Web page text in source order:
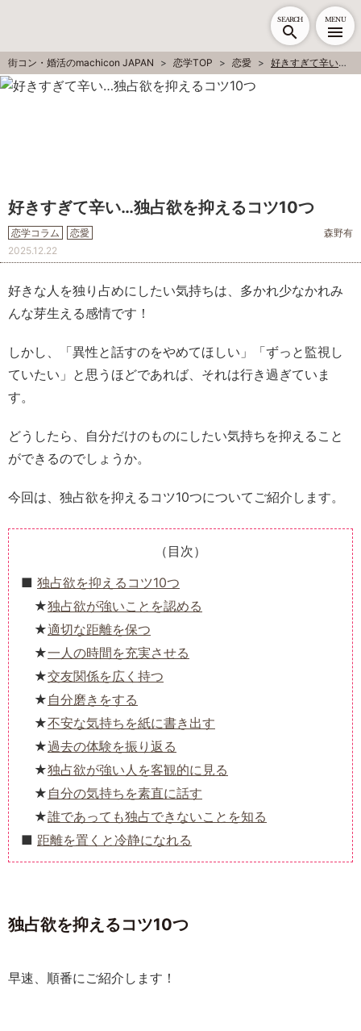
SEARCH MENU
街コン・婚活のmachicon JAPAN 恋学TOP 恋愛 好きすぎて辛い…独占欲を抑えるコツ10つ
好きすぎて辛い…独占欲を抑えるコツ10つ
恋学コラム 恋愛
森野有
2025.12.22
好きな人を独り占めにしたい気持ちは、多かれ少なかれみ
んな芽生える感情です！
しかし、「異性と話すのをやめてほしい」「ずっと監視し
ていたい」と思うほどであれば、それは行き過ぎていま
す。
どうしたら、自分だけのものにしたい気持ちを抑えること
ができるのでしょうか。
今回は、独占欲を抑えるコツ10つについてご紹介します。
（目次）
独占欲を抑えるコツ10つ
独占欲が強いことを認める
適切な距離を保つ
一人の時間を充実させる
交友関係を広く持つ
自分磨きをする
不安な気持ちを紙に書き出す
過去の体験を振り返る
独占欲が強い人を客観的に見る
自分の気持ちを素直に話す
誰であっても独占できないことを知る
距離を置くと冷静になれる
独占欲を抑えるコツ10つ
早速、順番にご紹介します！